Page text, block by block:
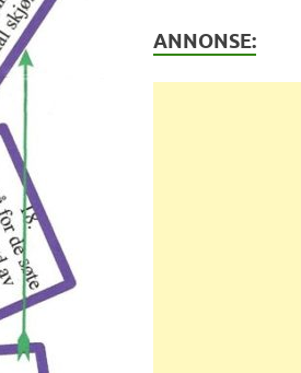
ANNONSE: